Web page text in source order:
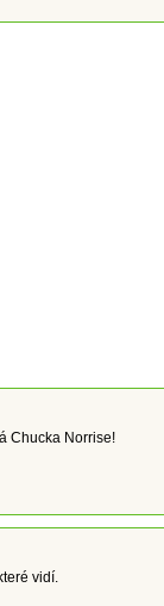
Chucka Norrise!
vidí.